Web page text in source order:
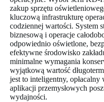
zakup sprzętu
kluczową infrastrukturę
codziennej wartości. System
biznesową i operacje
odpowiednio oświetlone,
efektywne środowisko
minimalne wymagania
wyjątkową wartość
jest to inteligentny,
aplikacji przemysłowych
wydajności.